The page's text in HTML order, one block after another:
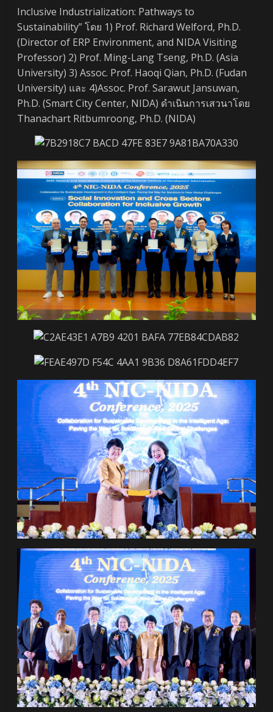
Inclusive Industrialization: Pathways to
Sustainability” โดย 1) Prof. Richard Welford, Ph.D.
(Director of ERP Environment, and NIDA Visiting
Professor) 2) Prof. Ming-Lang Tseng, Ph.D. (Asia
University) 3) Assoc. Prof. Haoqi Qian, Ph.D. (Fudan
University) และ 4)Assoc. Prof. Sarawut Jansuwan,
Ph.D. (Smart City Center, NIDA) ดำเนินการเสวนาโดย
Thanachart Ritbumroong, Ph.D. (NIDA)